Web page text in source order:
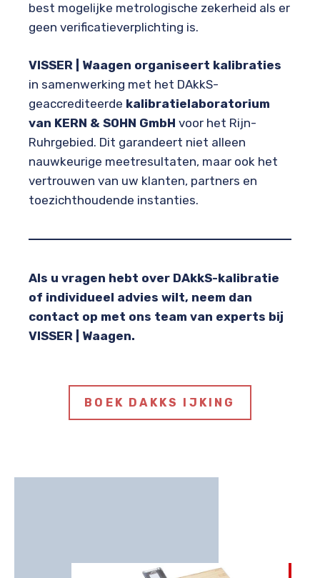
best mogelijke metrologische zekerheid als er
geen verificatieverplichting is.
VISSER | Waagen organiseert kalibraties
in samenwerking met het DAkkS-
geaccrediteerde kalibratielaboratorium
van KERN & SOHN GmbH voor het Rijn-
Ruhrgebied. Dit garandeert niet alleen
nauwkeurige meetresultaten, maar ook het
vertrouwen van uw klanten, partners en
toezichthoudende instanties.
Als u vragen hebt over DAkkS-kalibratie
of individueel advies wilt, neem dan
contact op met ons team van experts bij
VISSER | Waagen.
BOEK DAKKS IJKING